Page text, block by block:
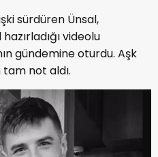
sürdüren Ünsal,
videolu
gündemine oturdu. Aşk
not aldı.